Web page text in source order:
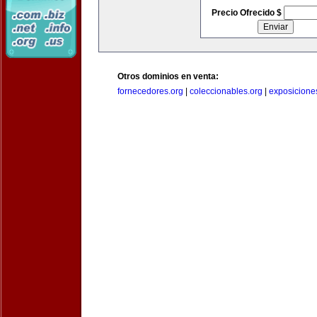
Precio Ofrecido $
Otros dominios en venta:
fornecedores.org
coleccionables.org